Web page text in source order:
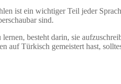
ist ein wichtiger Teil jeder
sind.
besteht darin, sie
auf Türkisch gemeistert hast,